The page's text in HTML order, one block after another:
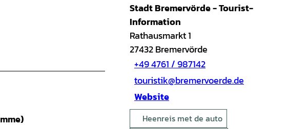
Stadt Bremervörde - Tourist-
Information
Rathausmarkt 1
27432Bremervörde
+49 4761 / 987142
touristik@bremervoerde.de
Website
Heenreis met de auto